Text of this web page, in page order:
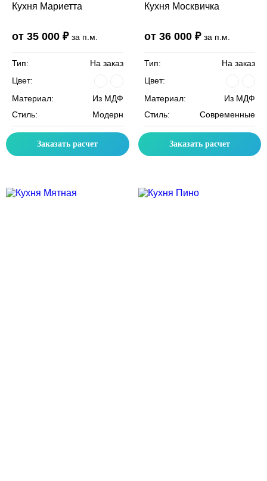
Кухня Мариетта
от 35 000 ₽ за п.м.
Тип:
На заказ
Цвет:
Материал:
Из МДФ
Стиль:
Модерн
Заказать расчет
Кухня Москвичка
от 36 000 ₽ за п.м.
Тип:
На заказ
Цвет:
Материал:
Из МДФ
Стиль:
Современные
Заказать расчет